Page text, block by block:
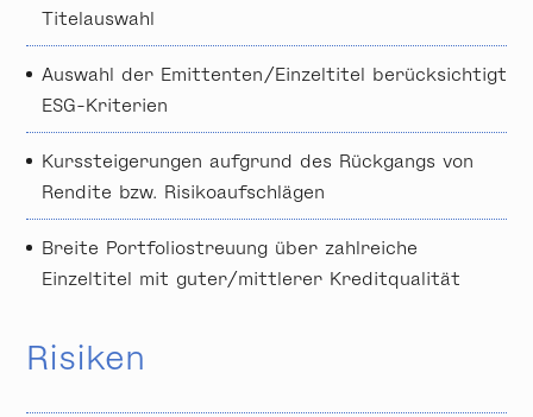
Titelauswahl
Auswahl der Emittenten/Einzeltitel berücksichtigt
ESG-Kriterien
Kurssteigerungen aufgrund des Rückgangs von
Rendite bzw. Risiko­aufschlägen
Breite Portfoliostreuung über zahlreiche
Einzeltitel mit guter/mittlerer Kreditqualität
Risiken